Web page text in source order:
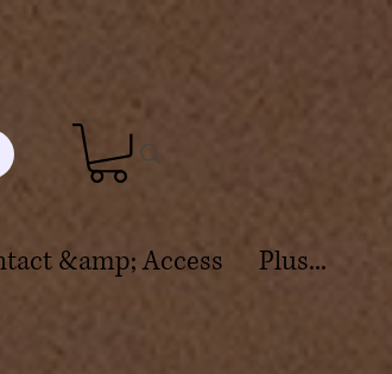
&amp; Access Plus...